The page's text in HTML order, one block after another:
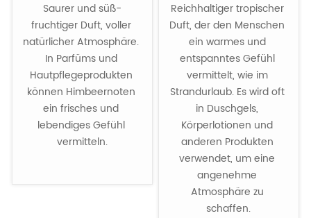
Saurer und süß-
fruchtiger Duft, voller
natürlicher Atmosphäre.
In Parfüms und
Hautpflegeprodukten
können Himbeernoten
ein frisches und
lebendiges Gefühl
vermitteln.
Reichhaltiger tropischer
Duft, der den Menschen
ein warmes und
entspanntes Gefühl
vermittelt, wie im
Strandurlaub. Es wird oft
in Duschgels,
Körperlotionen und
anderen Produkten
verwendet, um eine
angenehme
Atmosphäre zu
schaffen.